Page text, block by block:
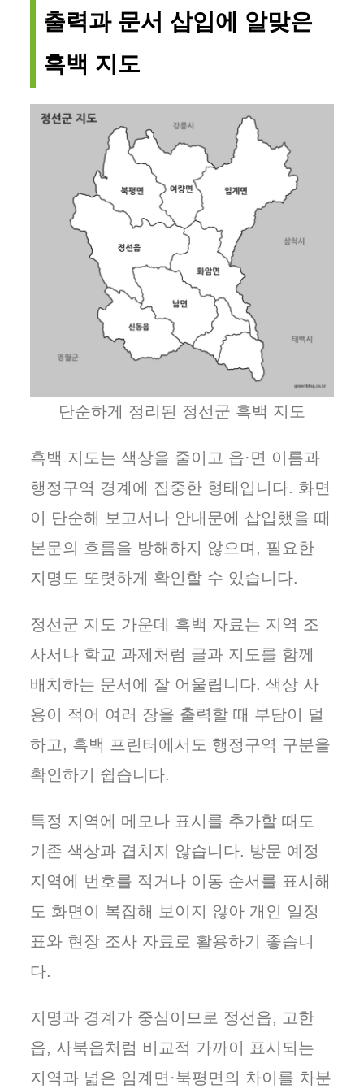
출력과 문서 삽입에 알맞은
흑백 지도
단순하게 정리된 정선군 흑백 지도
흑백 지도는 색상을 줄이고 읍·면 이름과
행정구역 경계에 집중한 형태입니다. 화면
이 단순해 보고서나 안내문에 삽입했을 때
본문의 흐름을 방해하지 않으며, 필요한
지명도 또렷하게 확인할 수 있습니다.
정선군 지도 가운데 흑백 자료는 지역 조
사서나 학교 과제처럼 글과 지도를 함께
배치하는 문서에 잘 어울립니다. 색상 사
용이 적어 여러 장을 출력할 때 부담이 덜
하고, 흑백 프린터에서도 행정구역 구분을
확인하기 쉽습니다.
특정 지역에 메모나 표시를 추가할 때도
기존 색상과 겹치지 않습니다. 방문 예정
지역에 번호를 적거나 이동 순서를 표시해
도 화면이 복잡해 보이지 않아 개인 일정
표와 현장 조사 자료로 활용하기 좋습니
다.
지명과 경계가 중심이므로 정선읍, 고한
읍, 사북읍처럼 비교적 가까이 표시되는
지역과 넓은 임계면·북평면의 차이를 차분